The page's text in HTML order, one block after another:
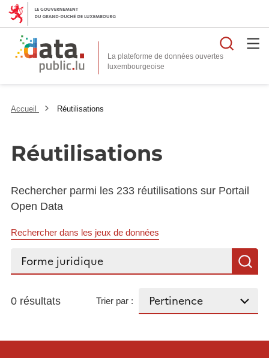
La plateforme de données ouvertes
Accueil Réutilisations
Réutilisations
Rechercher parmi les 233 réutilisations sur Portail
Open Data
Rechercher dans les jeux de données
Rechercher...
0 résultats Trier par :